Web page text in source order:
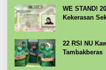
WE STAND!
Kekerasan
22 RSI NU
Tambakberas